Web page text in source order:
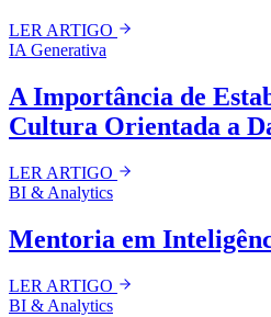
LER ARTIGO
IA Generativa
A Importância de
Cultura Orientada a
LER ARTIGO
BI & Analytics
Mentoria em
LER ARTIGO
BI & Analytics